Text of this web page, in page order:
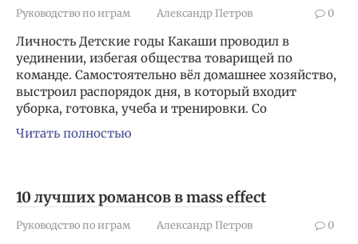
Руководство по играм Александр Петров 0
Личность Детские годы Какаши проводил в
уединении, избегая общества товарищей по
команде. Самостоятельно вёл домашнее хозяйство,
выстроил распорядок дня, в который входит
уборка, готовка, учеба и тренировки. Со
Читать полностью
10 лучших романсов в mass effect
Руководство по играм Александр Петров 0